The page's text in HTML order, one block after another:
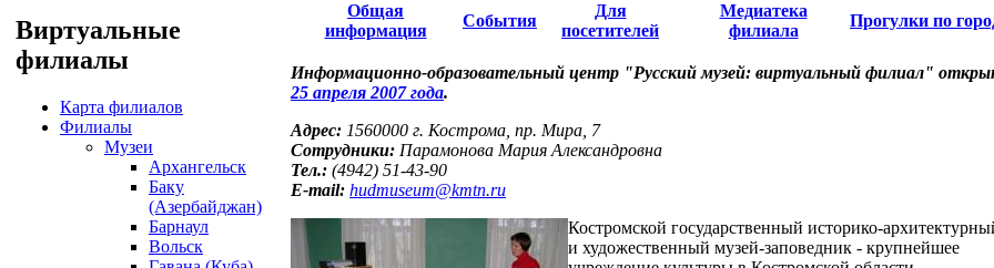
Виртуальные
филиалы
Карта филиалов
Филиалы
Музеи
Архангельск
Баку
(Азербайджан)
Барнаул
Вольск
Общая
информация
События
Для
посетителей
Медиатека
филиала
Прогулки по
Информационно-образовательный центр "Русский музей: виртуальный филиал"
25 апреля 2007 года.
Адрес: 1560000 г. Кострома, пр. Мира, 7
Сотрудники: Парамонова Мария Александровна
Тел.: (4942) 51-43-90
E-mail: hudmuseum@kmtn.ru
Костромской государственный историко-
и художественный музей-заповедник - крупнейшее